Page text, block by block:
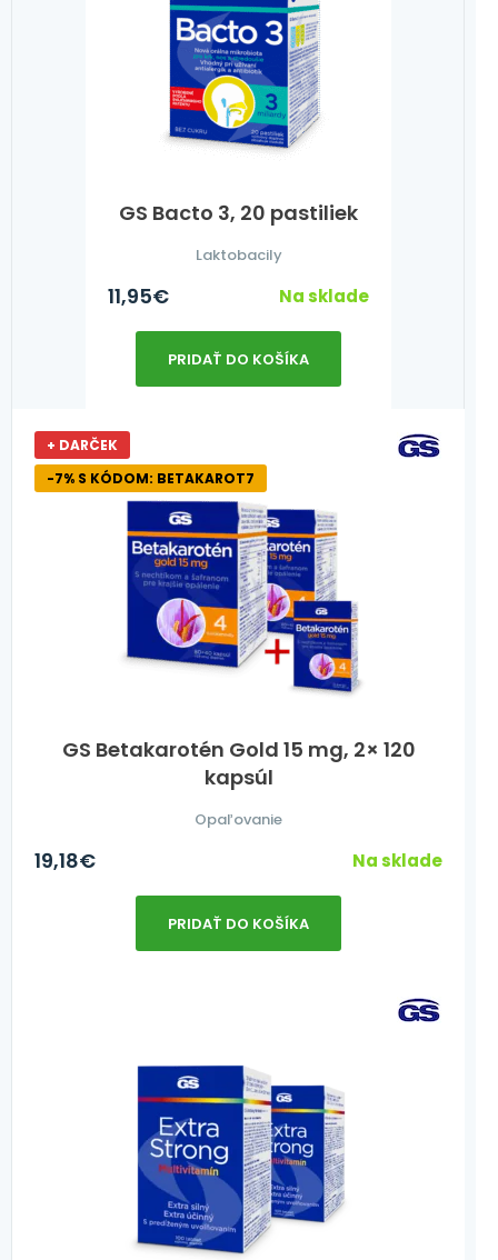
GS Bacto 3, 20 pastiliek
Laktobacily
11,95€ Na sklade
PRIDAŤ DO KOŠÍKA
GS Betakarotén Gold 15 mg, 2× 120
kapsúl
+ DARČEK
-7% S KÓDOM: BETAKAROT7
Opaľovanie
19,18€ Na sklade
PRIDAŤ DO KOŠÍKA